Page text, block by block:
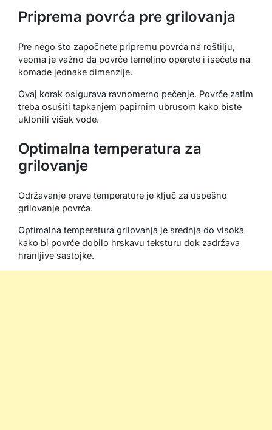
Priprema povrća pre grilovanja
Pre nego što započnete pripremu povrća na roštilju,
veoma je važno da povrće temeljno operete i isečete na
komade jednake dimenzije.
Ovaj korak osigurava ravnomerno pečenje. Povrće zatim
treba osušiti tapkanjem papirnim ubrusom kako biste
uklonili višak vode.
Optimalna temperatura za
grilovanje
Održavanje prave temperature je ključ za uspešno
grilovanje povrća.
Optimalna temperatura grilovanja je srednja do visoka
kako bi povrće dobilo hrskavu teksturu dok zadržava
hranljive sastojke.